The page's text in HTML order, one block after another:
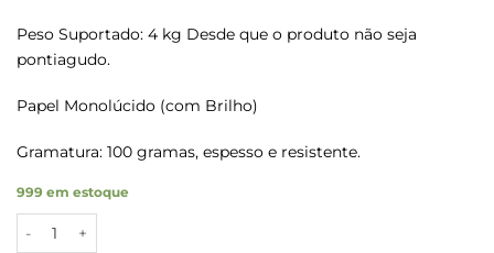
Peso Suportado: 4 kg Desde que o produto não seja
pontiagudo.
Papel Monolúcido (com Brilho)
Gramatura: 100 gramas, espesso e resistente.
999 em estoque